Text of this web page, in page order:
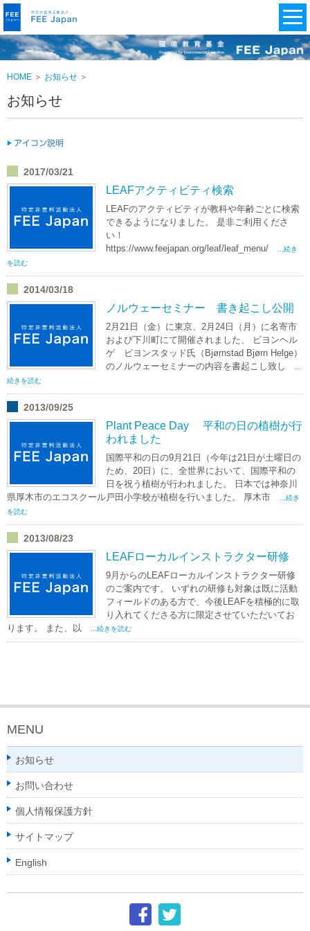
HOME ＞ お知らせ ＞
お知らせ
2017/03/21
LEAFアクティビティ検索
LEAFのアクティビティが教科や年齢ごとに検索
できるようになりました。 是非ご利用くださ
い！
https://www.feejapan.org/leaf/leaf_menu/
...続き
を読む
2014/03/18
ノルウェーセミナー 書き起こし公開
2月21日（金）に東京、2月24日（月）に名寄市
および下川町にて開催されました、 ビヨンヘル
ゲ ビヨンスタッド氏（Bjørnstad Bjørn Helge）
のノルウェーセミナーの内容を書起こし致し
...
続きを読む
2013/09/25
Plant Peace Day 平和の日の植樹が行
われました
国際平和の日の9月21日（今年は21日が土曜日の
ため、20日）に、全世界において、国際平和の
日を祝う植樹が行われました。 日本では神奈川
県厚木市のエコスクール戸田小学校が植樹を行いました。 厚木市
...続き
を読む
2013/08/23
LEAFローカルインストラクター研修
9月からのLEAFローカルインストラクター研修
のご案内です。 いずれの研修も対象は既に活動
フィールドのある方で、今後LEAFを積極的に取
り入れてくださる方に限定させていただいてお
ります。 また、以
...続きを読む
MENU
お知らせ
お問い合わせ
個人情報保護方針
サイトマップ
English